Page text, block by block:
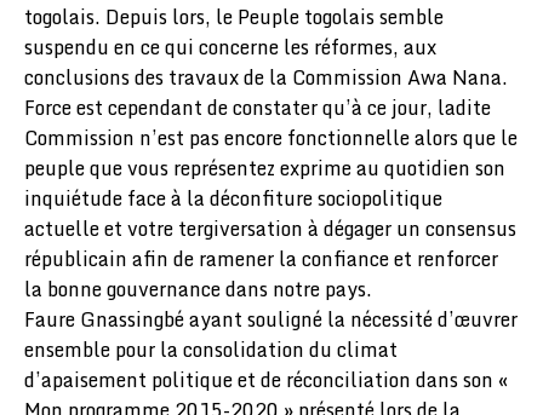
togolais. Depuis lors, le Peuple togolais semble
suspendu en ce qui concerne les réformes, aux
conclusions des travaux de la Commission Awa Nana.
Force est cependant de constater qu’à ce jour, ladite
Commission n’est pas encore fonctionnelle alors que le
peuple que vous représentez exprime au quotidien son
inquiétude face à la déconfiture sociopolitique
actuelle et votre tergiversation à dégager un consensus
républicain afin de ramener la confiance et renforcer
la bonne gouvernance dans notre pays.
Faure Gnassingbé ayant souligné la nécessité d’œuvrer
ensemble pour la consolidation du climat
d’apaisement politique et de réconciliation dans son «